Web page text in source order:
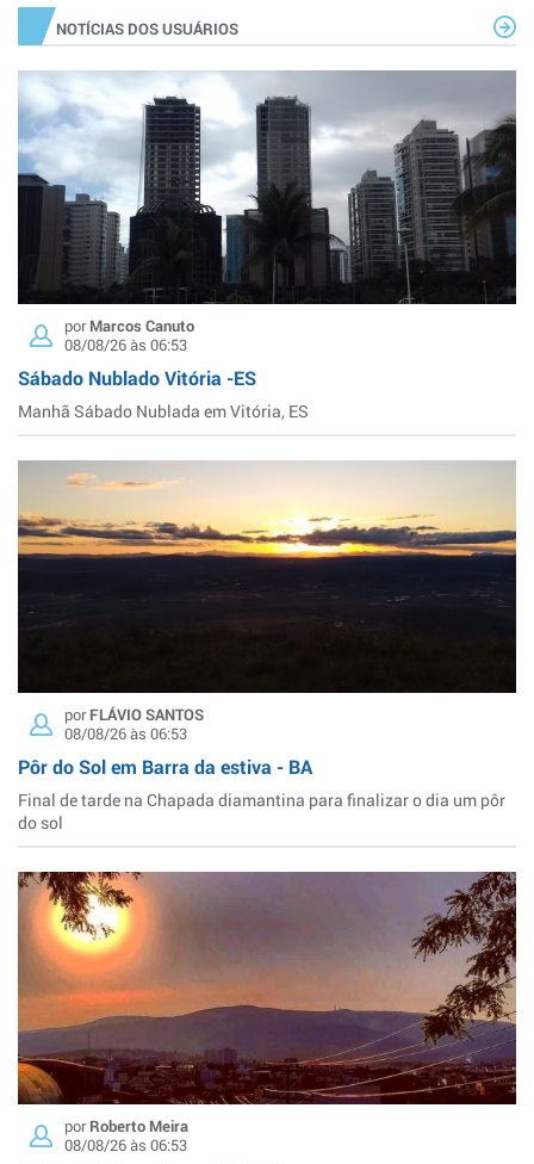
NOTÍCIAS DOS USUÁRIOS
porMarcos Canuto
08/08/26 às 06:53
Sábado Nublado Vitória -ES
Manhã Sábado Nublada em Vitória, ES
porFLÁVIO SANTOS
08/08/26 às 06:53
Pôr do Sol em Barra da estiva - BA
Final de tarde na Chapada diamantina para finalizar o dia um pôr
do sol
porRoberto Meira
08/08/26 às 06:53